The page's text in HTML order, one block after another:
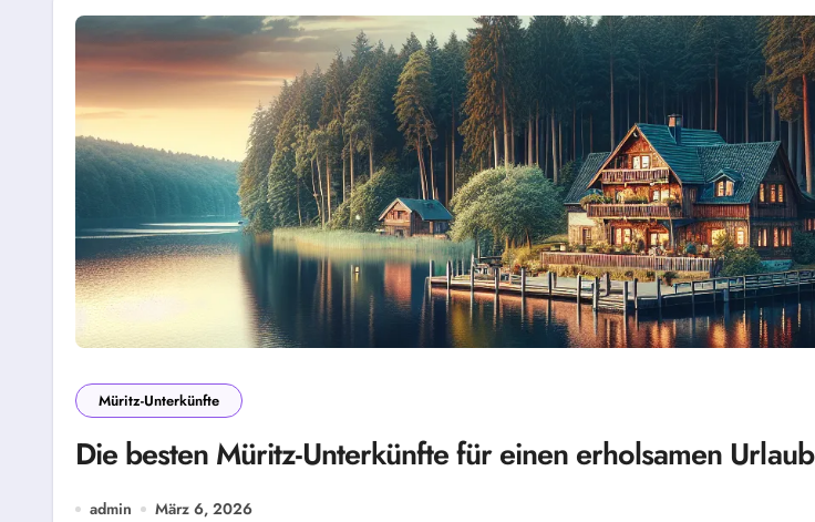
Müritz-Unterkünfte
Die besten Müritz-Unterkünfte für einen erholsamen Urlaub
admin März 6, 2026